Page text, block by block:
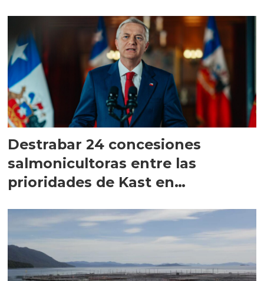
Destrabar 24 concesiones
salmonicultoras entre las
prioridades de Kast en